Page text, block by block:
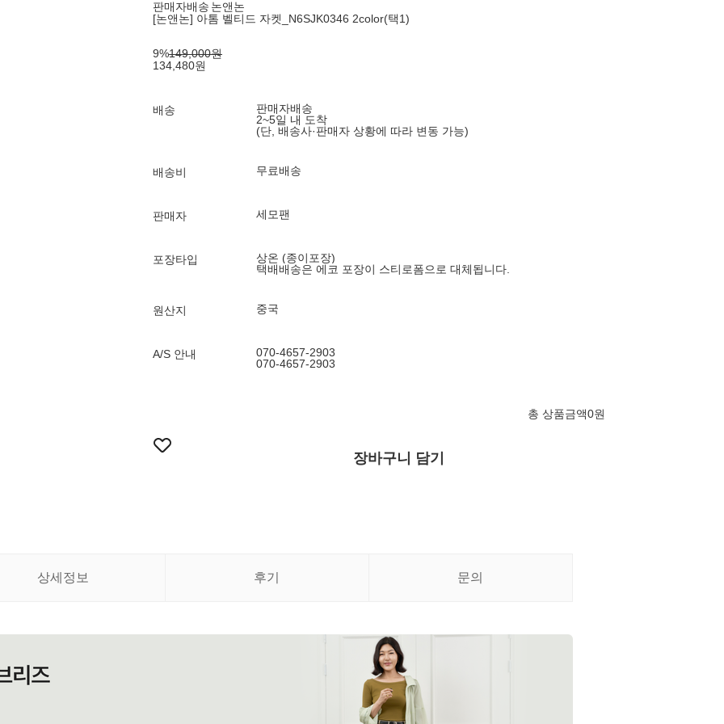
판매자배송 논앤논
[논앤논] 아톰 벨티드 자켓_N6SJK0346 2color(택1)
9%149,000원
134,480원
배송
판매자배송
2~5일 내 도착
(단, 배송사·판매자 상황에 따라 변동 가능)
배송비 무료배송
판매자 세모팬
포장타입
상온 (종이포장)
택배배송은 에코 포장이 스티로폼으로 대체됩니다.
원산지 중국
A/S 안내
070-4657-2903
070-4657-2903
총 상품금액0원
장바구니 담기
상세정보 후기 문의